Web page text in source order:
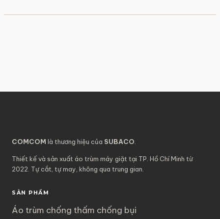
COMCOM là thương hiệu của SUBACO
Thiết kế và sản xuất áo trùm máy giặt tại TP. Hồ Chí Minh từ
2022. Tự cắt, tự may, không qua trung gian.
SẢN PHẨM
Áo trùm chống thấm chống bụi